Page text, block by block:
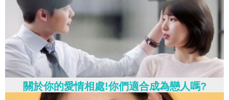
關於你的愛情相處!你們適合成為戀人嗎?